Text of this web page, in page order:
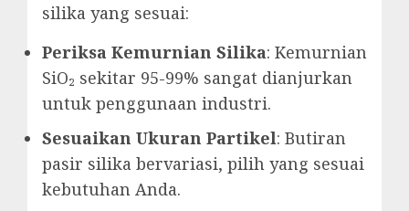
silika yang sesuai:
Periksa Kemurnian Silika: Kemurnian
SiO₂ sekitar 95-99% sangat dianjurkan
untuk penggunaan industri.
Sesuaikan Ukuran Partikel: Butiran
pasir silika bervariasi, pilih yang sesuai
kebutuhan Anda.